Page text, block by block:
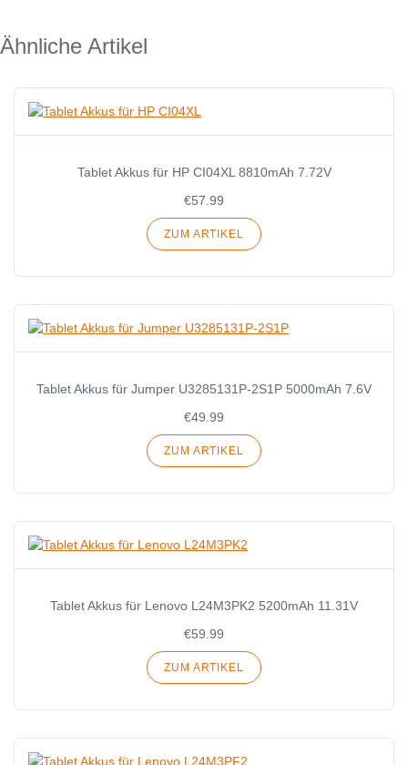
Ähnliche Artikel
Tablet Akkus für HP CI04XL 8810mAh 7.72V
€57.99
ZUM ARTIKEL
Tablet Akkus für Jumper U3285131P-2S1P 5000mAh 7.6V
€49.99
ZUM ARTIKEL
Tablet Akkus für Lenovo L24M3PK2 5200mAh 11.31V
€59.99
ZUM ARTIKEL